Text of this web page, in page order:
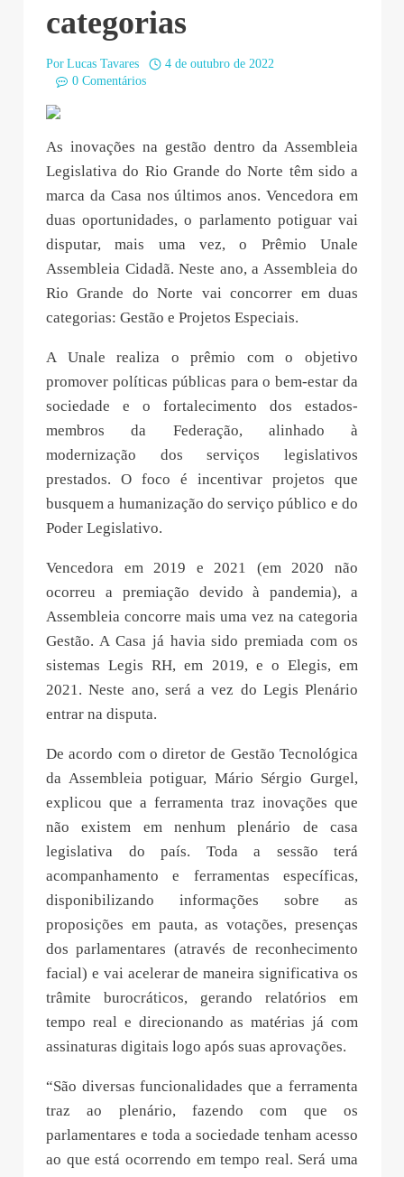
categorias
Por Lucas Tavares
4 de outubro de 2022
0 Comentários
As inovações na gestão dentro da Assembleia
Legislativa do Rio Grande do Norte têm sido a
marca da Casa nos últimos anos. Vencedora em
duas oportunidades, o parlamento potiguar vai
disputar, mais uma vez, o Prêmio Unale
Assembleia Cidadã. Neste ano, a Assembleia do
Rio Grande do Norte vai concorrer em duas
categorias: Gestão e Projetos Especiais.
A Unale realiza o prêmio com o objetivo
promover políticas públicas para o bem-estar da
sociedade e o fortalecimento dos estados-
membros da Federação, alinhado à
modernização dos serviços legislativos
prestados. O foco é incentivar projetos que
busquem a humanização do serviço público e do
Poder Legislativo.
Vencedora em 2019 e 2021 (em 2020 não
ocorreu a premiação devido à pandemia), a
Assembleia concorre mais uma vez na categoria
Gestão. A Casa já havia sido premiada com os
sistemas Legis RH, em 2019, e o Elegis, em
2021. Neste ano, será a vez do Legis Plenário
entrar na disputa.
De acordo com o diretor de Gestão Tecnológica
da Assembleia potiguar, Mário Sérgio Gurgel,
explicou que a ferramenta traz inovações que
não existem em nenhum plenário de casa
legislativa do país. Toda a sessão terá
acompanhamento e ferramentas específicas,
disponibilizando informações sobre as
proposições em pauta, as votações, presenças
dos parlamentares (através de reconhecimento
facial) e vai acelerar de maneira significativa os
trâmite burocráticos, gerando relatórios em
tempo real e direcionando as matérias já com
assinaturas digitais logo após suas aprovações.
“São diversas funcionalidades que a ferramenta
traz ao plenário, fazendo com que os
parlamentares e toda a sociedade tenham acesso
ao que está ocorrendo em tempo real. Será uma